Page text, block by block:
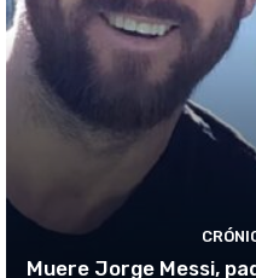
Muere Jorge Messi,